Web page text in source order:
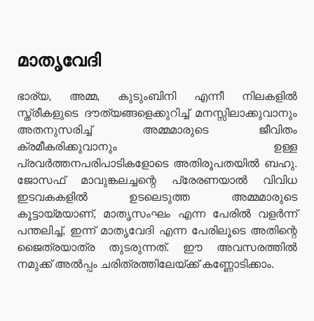
മാതൃവേദി
ഭാര്യ, അമ്മ, കുടുംബിനി എന്നീ നിലകളില്‍
സ്ത്രീകളുടെ ദൗത്യങ്ങളെക്കുറിച്ച് മനസ്സിലാക്കുവാനും
അതനുസരിച്ച് അമ്മമാരുടെ ജീവിതം
ക്രമീകരിക്കുവാനും ഉള്ള
പ്രവര്‍ത്തനപരിപാടികളോടെ അതിരൂപതയില്‍ ബഹു.
ജോസഫ് മാവുങ്കലച്ചന്റെ പ്രേരണയാല്‍ വിവിധ
ഇടവകകളില്‍ ഉടലെടുത്ത അമ്മമാരുടെ
കൂട്ടായ്മയാണ്, മാതൃസംഘം എന്ന പേരില്‍ വളര്‍ന്ന്
പന്തലിച്ച്, ഇന്ന് മാതൃവേദി എന്ന പേരിലൂടെ അതിന്റെ
ജൈത്രയാത്ര തുടരുന്നത്. ഈ അവസരത്തില്‍
നമുക്ക് അല്‍പ്പം ചരിത്രത്തിലേയ്ക്ക് കണ്ണോടിക്കാം.